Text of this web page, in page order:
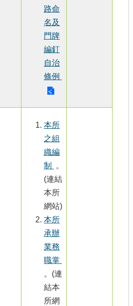
路命
名及
門牌
編釘
自治
條例
本所
之組
織編
制
。
(連結
本所
網站)
本所
承辦
業務
職掌
。(連
結本
所網